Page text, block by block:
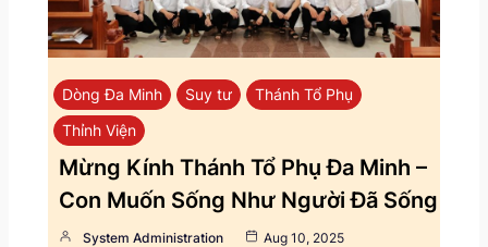
Dòng Đa Minh Suy tư
Thánh Tổ Phụ
Thỉnh Viện
Mừng Kính Thánh Tổ Phụ Đa Minh –
Con Muốn Sống Như Người Đã Sống
System Administration
Aug 10, 2025